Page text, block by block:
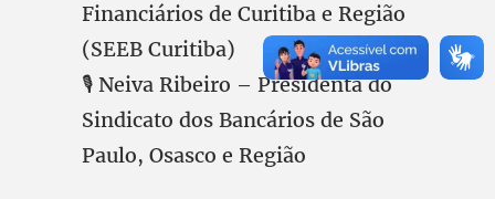
Financiários de Curitiba e Região
(SEEB Curitiba)
🎙️ Neiva Ribeiro – Presidenta do
Sindicato dos Bancários de São
Paulo, Osasco e Região